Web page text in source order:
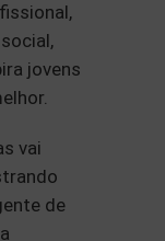
jovens
vai
de